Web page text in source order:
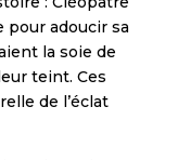
pour adoucir sa
la soie de
teint. Ces
de l’éclat